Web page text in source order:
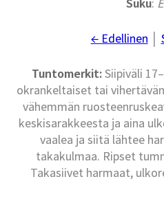
Suku:
← Edellinen
Tuntomerkit:Siipiväli
okrankeltaiset tai
vähemmän
keskisarakkeesta ja aina
vaalea ja siitä lähtee
takakulmaa. Ripset
Takasiivet harmaat,